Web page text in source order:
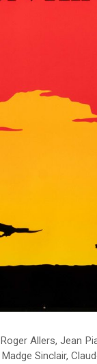
Allers, Jean
Sinclair,